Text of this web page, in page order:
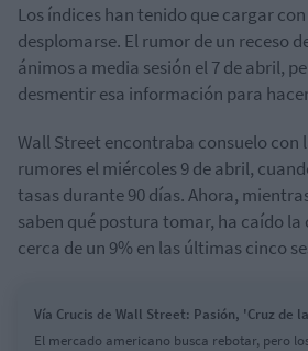
Los índices han tenido que cargar
desplomarse. El rumor de un receso
ánimos a media sesión el 7 de abril,
desmentir esa información para
Wall Street encontraba consuelo
rumores el miércoles 9 de abril,
tasas durante 90 días. Ahora,
saben qué postura tomar, ha caído la
cerca de un 9% en las últimas cinco
Vía Crucis de Wall Street: Pasión, 'Cruz de
El mercado americano busca rebotar, pero